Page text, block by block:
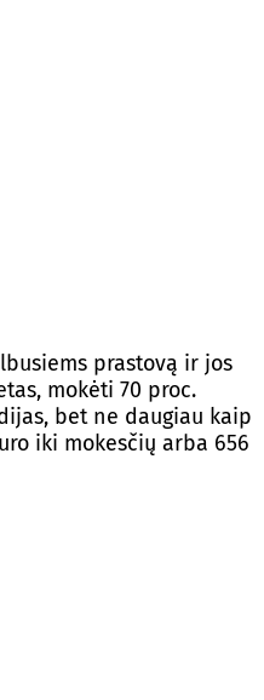
prastovą ir jos
mokėti 70 proc.
bet ne daugiau kaip
iki mokesčių arba 656